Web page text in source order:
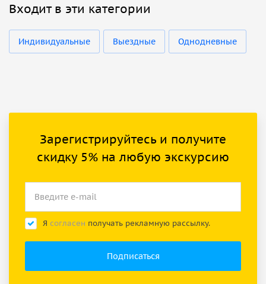
Входит в эти категории
Индивидуальные Выездные Однодневные
Зарегистрируйтесь и получите
скидку 5% на любую экскурсию
Я согласен получать рекламную рассылку.